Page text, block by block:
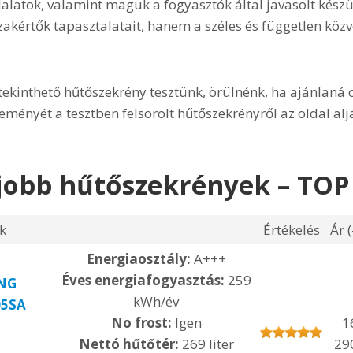
valamint maguk a fogyasztók által javasolt
tapasztalatait, hanem a széles és független
hűtőszekrény tesztünk, örülnénk, ha
a tesztben felsorolt hűtőszekrényről az oldal
hűtőszekrények –
Értékelés Ár
Energiaosztály: A+++
Éves energiafogyasztás: 259
kWh/év
No frost: Igen
Nettó hűtőtér: 269 liter